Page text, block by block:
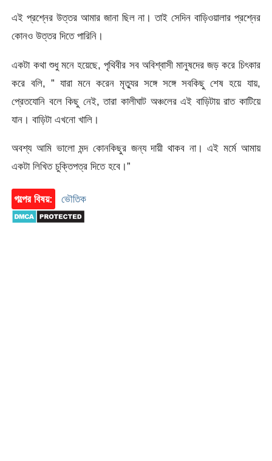
এই প্রশ্নের উত্তর আমার জানা ছিল না। তাই সেদিন বাড়িওয়ালার প্রশ্নের
কোনও উত্তর দিতে পারিনি।
একটা কথা শুধু মনে হয়েছে, পৃথিবীর সব অবিশ্বাসী মানুষদের জড় করে চিৎকার
করে বলি, ” যারা মনে করেন মৃত্যুর সঙ্গে সঙ্গে সবকিছু শেষ হয়ে যায়,
প্রেতযোনি বলে কিছু নেই, তারা কালীঘাট অঞ্চলের এই বাড়িটায় রাত কাটিয়ে
যান। বাড়িটা এখনো খালি।
অবশ্য আমি ভালো মন্দ কোনকিছুর জন্য দায়ী থাকব না। এই মর্মে আমায়
একটা লিখিত চুক্তিপত্র দিতে হবে।”
গল্পের বিষয়: ভৌতিক